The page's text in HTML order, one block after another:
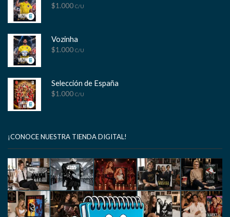
$1.000 C/U
Vozinha
$1.000 C/U
Selección de España
$1.000 C/U
¡CONOCE NUESTRA TIENDA DIGITAL!